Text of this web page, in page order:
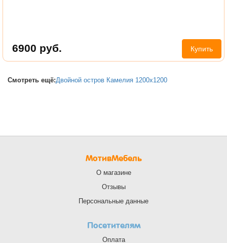
6900 руб. Купить
Смотреть ещё:Двойной остров Камелия 1200х1200
МотивМебель
О магазине
Отзывы
Персональные данные
Посетителям
Оплата